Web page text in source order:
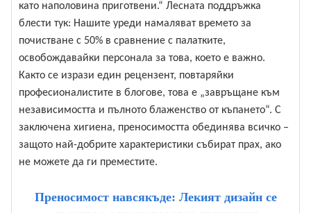
като наполовина приготвени.“ Лесната поддръжка
блести тук: Нашите уреди намаляват времето за
почистване с 50% в сравнение с палатките,
освобождавайки персонала за това, което е важно.
Както се изрази един рецензент, повтаряйки
професионалистите в блогове, това е „завръщане към
независимостта и пълното блаженство от къпането“. С
заключена хигиена, преносимостта обединява всичко –
защото най-добрите характеристики събират прах, ако
не можете да ги преместите.
Преносимост навсякъде: Лекият дизайн се